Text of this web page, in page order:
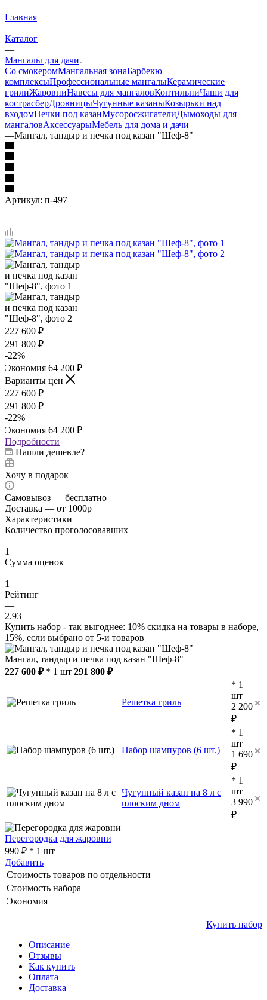
Главная
—
Каталог
—
Мангалы для дачи
Со смокеромМангальная зонаБарбекю
комплексыПрофессиональные мангалыКерамические
грилиЖаровниНавесы для мангаловКоптильниЧаши для
кострасберДровницыЧугунные казаныКозырьки над
входомПечки под казанМусоросжигателиДымоходы для
мангаловАксессуарыМебель для дома и дачи
—Мангал, тандыр и печка под казан "Шеф-8"
Артикул: п-497
227 600 ₽
291 800 ₽
-22%
Экономия 64 200 ₽
Варианты цен
227 600 ₽
291 800 ₽
-22%
Экономия 64 200 ₽
Подробности
Нашли дешевле?
Хочу в подарок
Самовывоз — бесплатно
Доставка — от 1000р
Характеристики
Количество проголосовавших
—
1
Сумма оценок
—
1
Рейтинг
—
2.93
Купить набор - так выгоднее: 10% скидка на товары в наборе,
15%, если выбрано от 5-и товаров
Мангал, тандыр и печка под казан "Шеф-8"
227 600 ₽* 1 шт 291 800 ₽
Решетка гриль
* 1
шт
2 200
₽
Набор шампуров (6 шт.)
* 1
шт
1 690
₽
Чугунный казан на 8 л с
плоским дном
* 1
шт
3 990
₽
Перегородка для жаровни
990 ₽ * 1 шт
Добавить
Стоимость товаров по отдельности
Стоимость набора
Экономия
Купить набор
Описание
Отзывы
Как купить
Оплата
Доставка